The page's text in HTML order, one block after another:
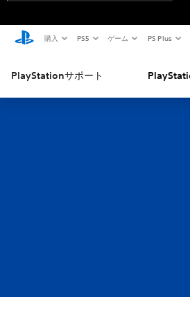
購入 PS5 ゲーム PS Plus
PlayStationサポート